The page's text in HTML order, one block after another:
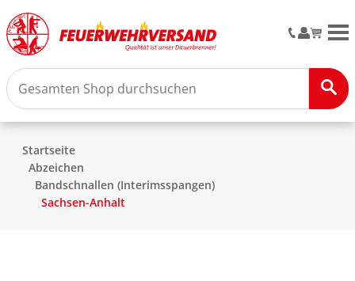
Startseite
Abzeichen
Bandschnallen (Interimsspangen)
Sachsen-Anhalt